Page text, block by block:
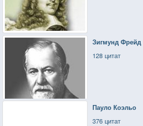
Зигмунд Фрейд
128 цитат
Пауло Коэльо
376 цитат